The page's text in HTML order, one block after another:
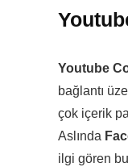
Youtube
bağlantı
çok içerik
Aslında
ilgi gören